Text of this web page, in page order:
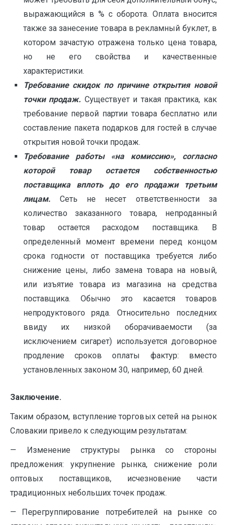
выражающийся в % с оборота. Оплата вносится
также за занесение товара в рекламный буклет, в
котором зачастую отражена только цена товара,
но не его свойства и качественные
характеристики.
Требование скидок по причине открытия новой
точки продаж. Существует и такая практика, как
требование первой партии товара бесплатно или
составление пакета подарков для гостей в случае
открытия новой точки продаж.
Требование работы «на комиссию», согласно
которой товар остается собственностью
поставщика вплоть до его продажи третьим
лицам. Сеть не несет ответственности за
количество заказанного товара, непроданный
товар остается расходом поставщика. В
определенный момент времени перед концом
срока годности от поставщика требуется либо
снижение цены, либо замена товара на новый,
или изъятие товара из магазина на средства
поставщика. Обычно это касается товаров
непродуктового ряда. Относительно последних
ввиду их низкой оборачиваемости (за
исключением сигарет) используется договорное
продление сроков оплаты фактур: вместо
установленных законом 30, например, 60 дней.
Заключение.
Таким образом, вступление торговых сетей на рынок
Словакии привело к следующим результатам:
— Изменение структуры рынка со стороны
предложения: укрупнение рынка, снижение роли
оптовых поставщиков, исчезновение части
традиционных небольших точек продаж.
— Перегруппирование потребителей на рынке со